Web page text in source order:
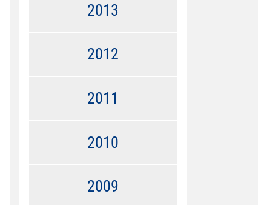
2013
2012
2011
2010
2009